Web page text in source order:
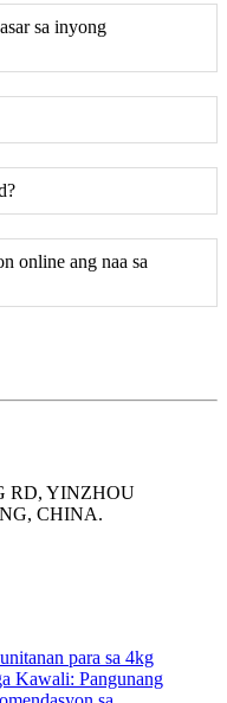
sa inyong
online ang naa sa
RD, YINZHOU
CHINA.